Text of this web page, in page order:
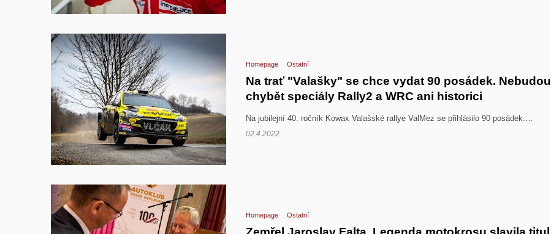
Homepage Ostatní
Na trať "Valašky" se chce vydat 90 posádek. Nebudou
chybět speciály Rally2 a WRC ani historici
Na jubilejní 40. ročník Kowax Valašské rallye ValMez se přihlásilo 90 posádek.…
02.4.2022
Homepage Ostatní